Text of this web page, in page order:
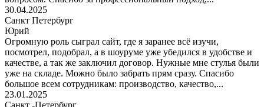
30.04.2025
Санкт Петербург
Юрий
Огромную роль сыграл сайт, где я заранее всё изучи,
посмотрел, подобрал, а в шоуруме уже убедился в удобстве и
качестве, а так же заключил договор. Нужные мне стулья были
уже на складе. Можно было забрать прям сразу. Спасибо
большое всем сотрудникам: производство, качество,...
23.01.2025
Санкт -Петербург